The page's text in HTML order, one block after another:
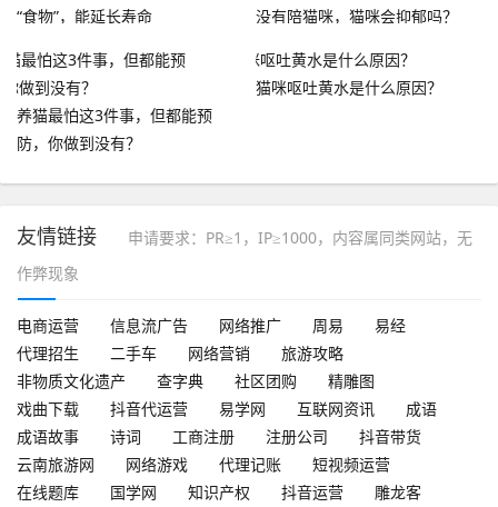
“食物”，能延长寿命
没有陪猫咪，猫咪会抑郁吗？
养猫最怕这3件事，但都能预
防，你做到没有？
猫咪呕吐黄水是什么原因？
友情链接
申请要求：PR≥1，IP≥1000，内容属同类网站，无
作弊现象
电商运营 信息流广告 网络推广 周易
易经
代理招生
二手车 网络营销
旅游攻略
非物质文化遗产
查字典 社区团购
精雕图
戏曲下载
抖音代运营 易学网 互联网资讯
成语
成语故事
诗词 工商注册 注册公司
抖音带货
云南旅游网
网络游戏 代理记账
短视频运营
在线题库
国学网 知识产权 抖音运营
雕龙客